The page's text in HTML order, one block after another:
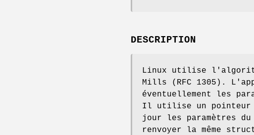
DESCRIPTION
Linux utilise
Mills (RFC 1305).
éventuellement les
Il utilise un pointeur
jour les paramètres
renvoyer la même